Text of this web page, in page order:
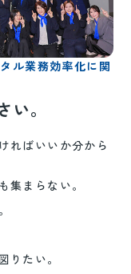
ル業務効率化に関
。
ればいいか分から
集まらない。
りたい。